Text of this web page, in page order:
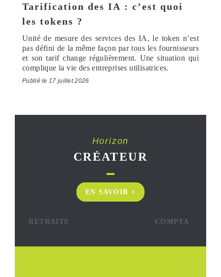
Tarification des IA : c’est quoi
les tokens ?
Unité de mesure des services des IA, le token n’est
pas défini de la même façon par tous les fournisseurs
et son tarif change régulièrement. Une situation qui
complique la vie des entreprises utilisatrices.
Publié le 17 juillet 2026
Horizon
CRÉATEUR
EN SAVOIR +
RETRAITE COMPTA